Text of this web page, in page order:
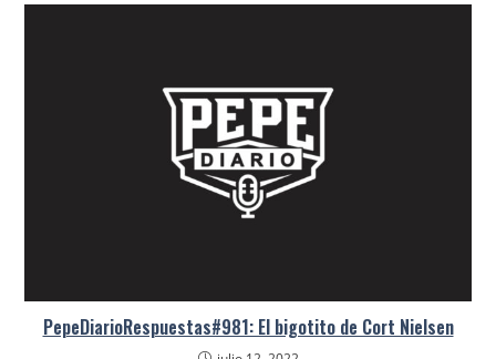
PepeDiarioRespuestas#981: El bigotito de Cort Nielsen